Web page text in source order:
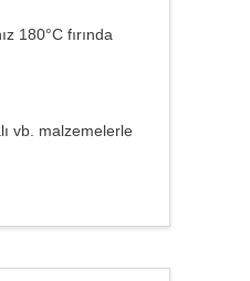
180°C fırında
vb. malzemelerle